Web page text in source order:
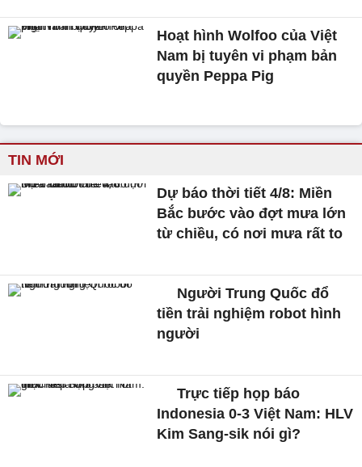
Hoạt hình Wolfoo của Việt
Nam bị tuyên vi phạm bản
quyền Peppa Pig
TIN MỚI
Dự báo thời tiết 4/8: Miền
Bắc bước vào đợt mưa lớn
từ chiều, có nơi mưa rất to
Người Trung Quốc đổ
tiền trải nghiệm robot hình
người
Trực tiếp họp báo
Indonesia 0-3 Việt Nam: HLV
Kim Sang-sik nói gì?